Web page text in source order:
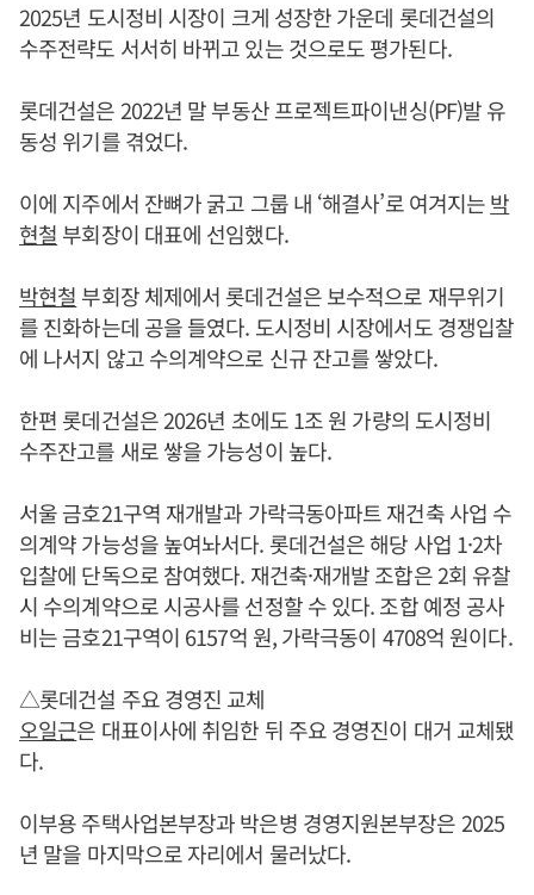
2025년 도시정비 시장이 크게 성장한 가운데 롯데건설의
수주전략도 서서히 바뀌고 있는 것으로도 평가된다.
롯데건설은 2022년 말 부동산 프로젝트파이낸싱(PF)발 유
동성 위기를 겪었다.
이에 지주에서 잔뼈가 굵고 그룹 내 ‘해결사’로 여겨지는박
현철부회장이 대표에 선임했다.
박현철부회장 체제에서 롯데건설은 보수적으로 재무위기
를 진화하는데 공을 들였다. 도시정비 시장에서도 경쟁입찰
에 나서지 않고 수의계약으로 신규 잔고를 쌓았다.
한편 롯데건설은 2026년 초에도 1조 원 가량의 도시정비
수주잔고를 새로 쌓을 가능성이 높다.
서울 금호21구역 재개발과 가락극동아파트 재건축 사업 수
의계약 가능성을 높여놔서다. 롯데건설은 해당 사업 1·2차
입찰에 단독으로 참여했다. 재건축·재개발 조합은 2회 유찰
시 수의계약으로 시공사를 선정할 수 있다. 조합 예정 공사
비는 금호21구역이 6157억 원, 가락극동이 4708억 원이다.
△롯데건설 주요 경영진 교체
오일근은 대표이사에 취임한 뒤 주요 경영진이 대거 교체됐
다.
이부용 주택사업본부장과 박은병 경영지원본부장은 2025
년 말을 마지막으로 자리에서 물러났다.